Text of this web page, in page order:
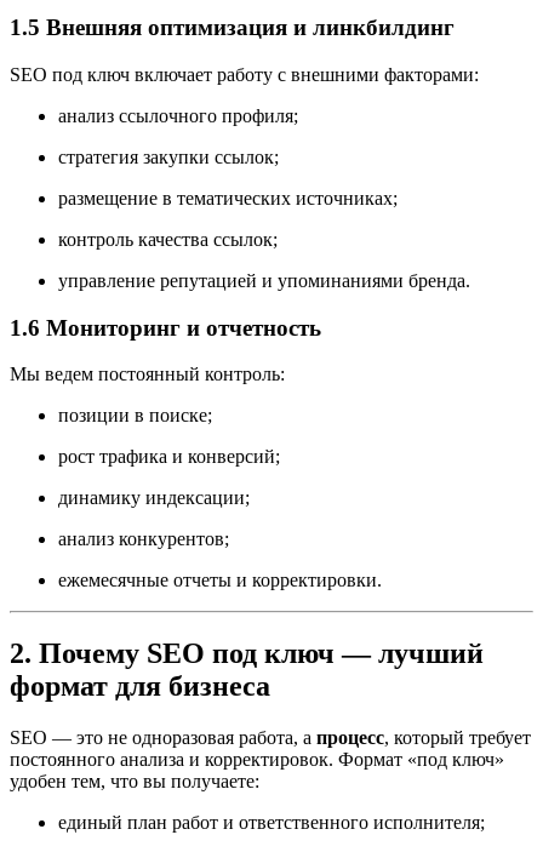
1.5 Внешняя оптимизация и линкбилдинг
SEO под ключ включает работу с внешними факторами:
анализ ссылочного профиля;
стратегия закупки ссылок;
размещение в тематических источниках;
контроль качества ссылок;
управление репутацией и упоминаниями бренда.
1.6 Мониторинг и отчетность
Мы ведем постоянный контроль:
позиции в поиске;
рост трафика и конверсий;
динамику индексации;
анализ конкурентов;
ежемесячные отчеты и корректировки.
2. Почему SEO под ключ — лучший
формат для бизнеса
SEO — это не одноразовая работа, а процесс, который требует
постоянного анализа и корректировок. Формат «под ключ»
удобен тем, что вы получаете:
единый план работ и ответственного исполнителя;